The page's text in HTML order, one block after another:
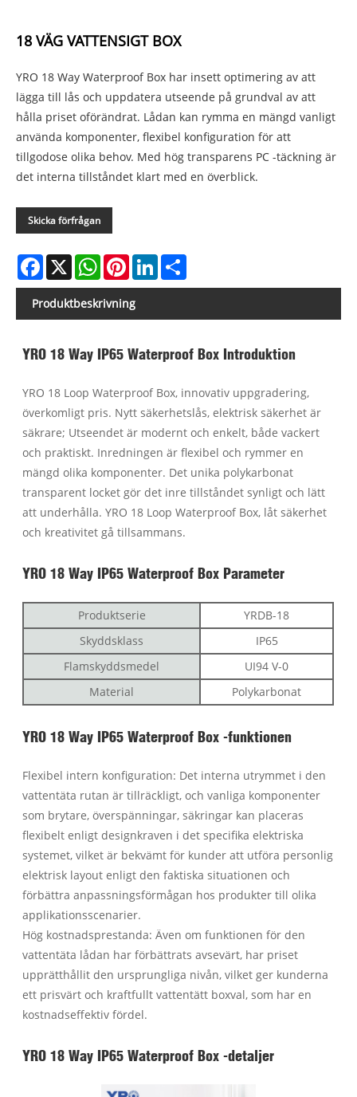
18 VÄG VATTENSIGT BOX
YRO 18 Way Waterproof Box har insett optimering av att
lägga till lås och uppdatera utseende på grundval av att
hålla priset oförändrat. Lådan kan rymma en mängd vanligt
använda komponenter, flexibel konfiguration för att
tillgodose olika behov. Med hög transparens PC -täckning är
det interna tillståndet klart med en överblick.
Skicka förfrågan
Facebook
X WhatsAppPinterestLinkedIn
Produktbeskrivning
YRO 18 Way IP65 Waterproof Box Introduktion
YRO 18 Loop Waterproof Box, innovativ uppgradering,
överkomligt pris. Nytt säkerhetslås, elektrisk säkerhet är
säkrare; Utseendet är modernt och enkelt, både vackert
och praktiskt. Inredningen är flexibel och rymmer en
mängd olika komponenter. Det unika polykarbonat
transparent locket gör det inre tillståndet synligt och lätt
att underhålla. YRO 18 Loop Waterproof Box, låt säkerhet
och kreativitet gå tillsammans.
YRO 18 Way IP65 Waterproof Box Parameter
Produktserie
YRDB-18
Skyddsklass
IP65
Flamskyddsmedel
UI94 V-0
Material
Polykarbonat
YRO 18 Way IP65 Waterproof Box -funktionen
Flexibel intern konfiguration: Det interna utrymmet i den
vattentäta rutan är tillräckligt, och vanliga komponenter
som brytare, överspänningar, säkringar kan placeras
flexibelt enligt designkraven i det specifika elektriska
systemet, vilket är bekvämt för kunder att utföra personlig
elektrisk layout enligt den faktiska situationen och
förbättra anpassningsförmågan hos produkter till olika
applikationsscenarier.
Hög kostnadsprestanda: Även om funktionen för den
vattentäta lådan har förbättrats avsevärt, har priset
upprätthållit den ursprungliga nivån, vilket ger kunderna
ett prisvärt och kraftfullt vattentätt boxval, som har en
kostnadseffektiv fördel.
YRO 18 Way IP65 Waterproof Box -detaljer